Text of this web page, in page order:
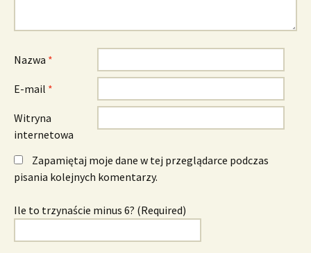
Nazwa *
E-mail *
Witryna
internetowa
Zapamiętaj moje dane w tej przeglądarce podczas
pisania kolejnych komentarzy.
Ile to trzynaście minus 6? (Required)